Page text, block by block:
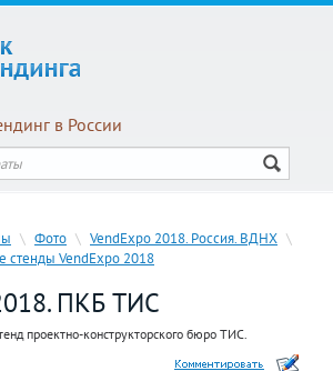
в России
\ Фото \ VendExpo 2018. Россия. ВДНХ \
стенды VendExpo 2018
ПКБ ТИС
проектно-конструкторского бюро ТИС.